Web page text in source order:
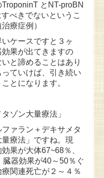
とNT-proBN
べきでないというこ
療症例）
ケースですと３ヶ
果が出てきますの
と諦めることはあり
ていけば、引き続い
とになります。
ゾン大量療法 」
ァラン＋デキサメタ
療法」ですね。現
果が大体67~68％、
器効果が40～50％ぐ
関連死亡が２～４％